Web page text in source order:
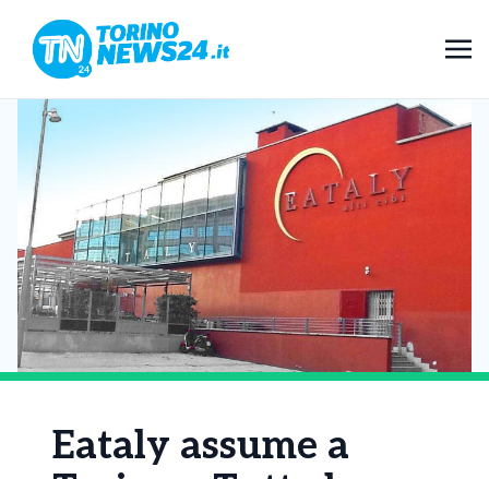
Eataly assume a